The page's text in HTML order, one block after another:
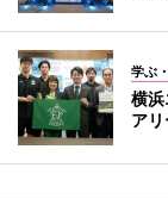
学ぶ
横
ア